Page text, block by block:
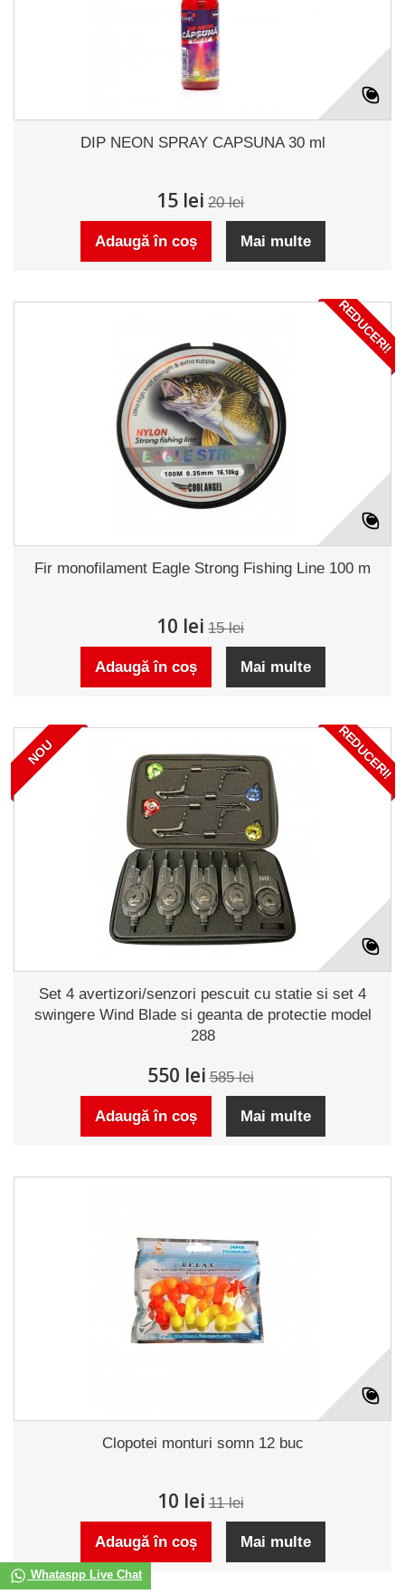
DIP NEON SPRAY CAPSUNA 30 ml
15 lei 20 lei
Adaugă în coș Mai multe
REDUCERI!
Fir monofilament Eagle Strong Fishing Line 100 m
10 lei 15 lei
Adaugă în coș Mai multe
NOU REDUCERI!
Set 4 avertizori/senzori pescuit cu statie si set 4
swingere Wind Blade si geanta de protectie model
288
550 lei 585 lei
Adaugă în coș Mai multe
Clopotei monturi somn 12 buc
10 lei 11 lei
Adaugă în coș Mai multe
Whataspp Live Chat